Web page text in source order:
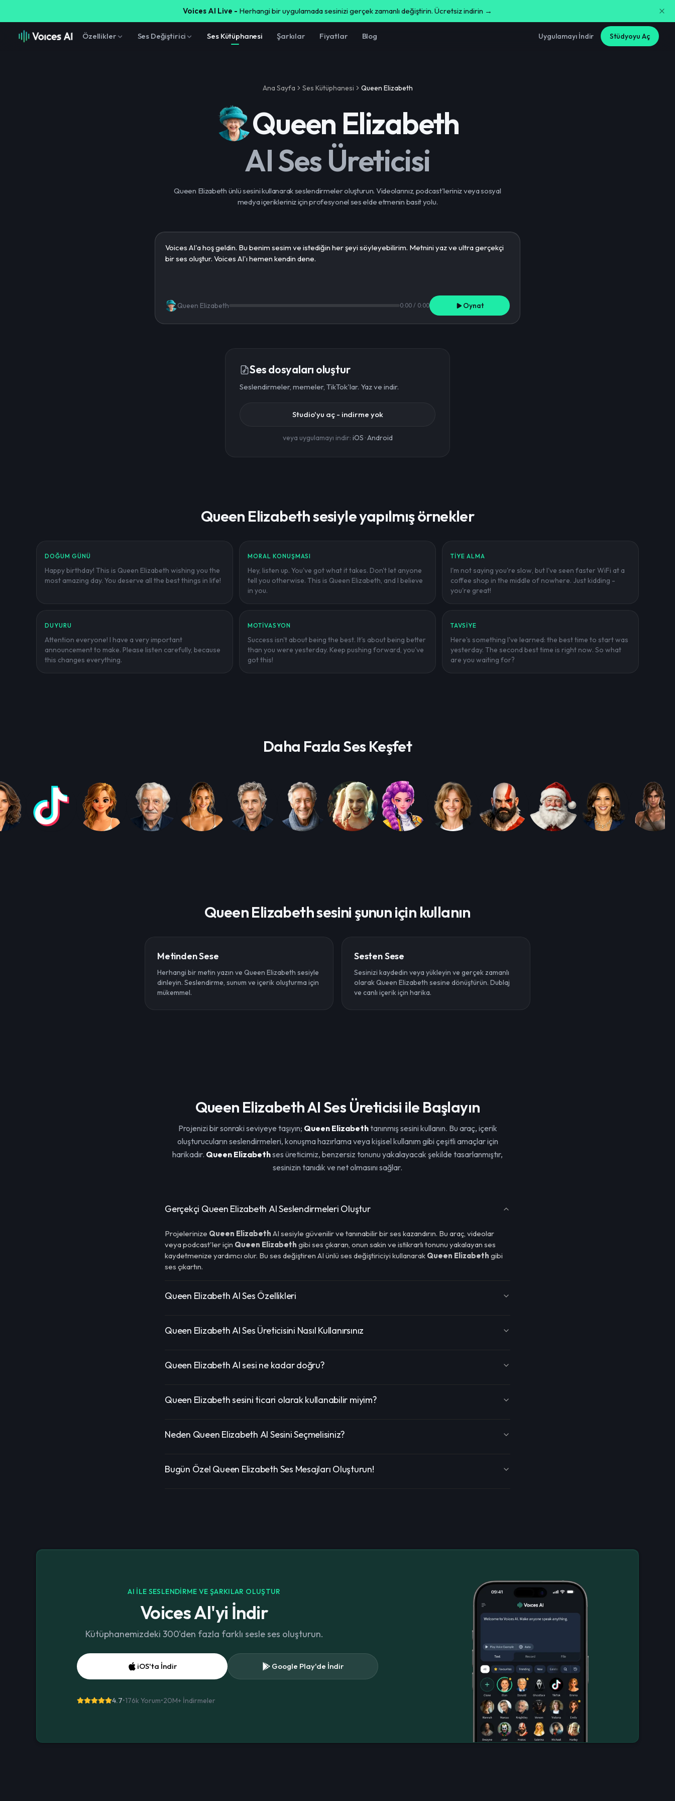
Voices AI Live - Herhangi bir uygulamada sesinizi gerçek zamanlı değiştirin. Ücretsiz indirin →
Özellikler Ses Değiştirici Ses Kütüphanesi Şarkılar Fiyatlar Blog Uygulamayı İndir Stüdyoyu Aç
Ana Sayfa Ses Kütüphanesi Queen Elizabeth
Queen Elizabeth
AI Ses Üreticisi
Queen Elizabeth ünlü sesini kullanarak seslendirmeler oluşturun. Videolarınız, podcast'leriniz veya sosyal
medya içerikleriniz için profesyonel ses elde etmenin basit yolu.
Queen Elizabeth 0:00 / 0:00 Oynat
Ses dosyaları oluştur
Seslendirmeler, memeler, TikTok'lar. Yaz ve indir.
Studio'yu aç - indirme yok
veya uygulamayı indir: iOS ·Android
Queen Elizabeth sesiyle yapılmış örnekler
DOĞUM GÜNÜ
Happy birthday! This is Queen Elizabeth wishing you the
most amazing day. You deserve all the best things in life!
MORAL KONUŞMASI
Hey, listen up. You've got what it takes. Don't let anyone
tell you otherwise. This is Queen Elizabeth, and I believe
in you.
TIYE ALMA
I'm not saying you're slow, but I've seen faster WiFi at a
coffee shop in the middle of nowhere. Just kidding -
you're great!
DUYURU
Attention everyone! I have a very important
announcement to make. Please listen carefully, because
this changes everything.
MOTIVASYON
Success isn't about being the best. It's about being better
than you were yesterday. Keep pushing forward, you've
got this!
TAVSIYE
Here's something I've learned: the best time to start was
yesterday. The second best time is right now. So what
are you waiting for?
Daha Fazla Ses Keşfet
Queen Elizabeth sesini şunun için kullanın
Metinden Sese
Herhangi bir metin yazın ve Queen Elizabeth sesiyle
dinleyin. Seslendirme, sunum ve içerik oluşturma için
mükemmel.
Sesten Sese
Sesinizi kaydedin veya yükleyin ve gerçek zamanlı
olarak Queen Elizabeth sesine dönüştürün. Dublaj
ve canlı içerik için harika.
Queen Elizabeth AI Ses Üreticisi ile Başlayın
Projenizi bir sonraki seviyeye taşıyın; Queen Elizabethtanınmış sesini kullanın. Bu araç, içerik
oluşturucuların seslendirmeleri, konuşma hazırlama veya kişisel kullanım gibi çeşitli amaçlar için
harikadır. Queen Elizabethses üreticimiz, benzersiz tonunu yakalayacak şekilde tasarlanmıştır,
sesinizin tanıdık ve net olmasını sağlar.
Gerçekçi Queen Elizabeth AI Seslendirmeleri Oluştur
Projelerinize Queen Elizabeth AI sesiyle güvenilir ve tanınabilir bir ses kazandırın. Bu araç, videolar
veya podcast'ler için Queen Elizabeth gibi ses çıkaran, onun sakin ve istikrarlı tonunu yakalayan ses
kaydetmenize yardımcı olur. Bu ses değiştiren AI ünlü ses değiştiriciyi kullanarak Queen Elizabeth gibi
ses çıkartın.
Queen Elizabeth AI Ses Özellikleri
Queen Elizabeth AI Ses Üreticisini Nasıl Kullanırsınız
Queen Elizabeth AI sesi ne kadar doğru?
Queen Elizabeth sesini ticari olarak kullanabilir miyim?
Neden Queen Elizabeth AI Sesini Seçmelisiniz?
Bugün Özel Queen Elizabeth Ses Mesajları Oluşturun!
AI ILE SESLENDIRME VE ŞARKILAR OLUŞTUR
Voices AI'yi İndir
Kütüphanemizdeki 300'den fazla farklı sesle ses oluşturun.
iOS'ta İndir Google Play'de İndir
4.7•176k Yorum•20M+ İndirmeler